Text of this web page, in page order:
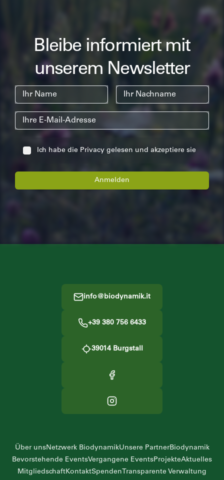
Bleibe informiert mit
unserem Newsletter
Ich habe die Privacy gelesen und akzeptiere sie
Anmelden
info@biodynamik.it
+39 380 756 6433
39014 Burgstall
Über unsNetzwerk BiodynamikUnsere PartnerBiodynamik
Bevorstehende EventsVergangene EventsProjekteAktuelles
MitgliedschaftKontaktSpenden Transparente Verwaltung